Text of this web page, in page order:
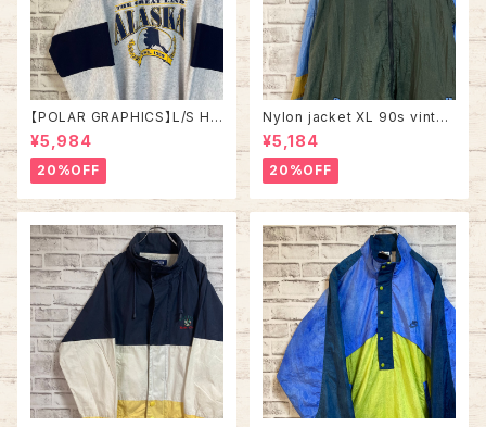
【POLAR GRAPHICS】L/S Hal
fZip Sweat XL Made in US
A 90s “ALASKA” スーベニア
ハーフジップスウェット トレーナ
ー アラスカ お土産モノ vintag
e ヴィンテージ アメリカ USA
古着
¥5,984
20%OFF
Nylon jacket XL 90s vintag
e ナイロンジャケット マルチカラ
ー 切替 ウインドブレーカー レ
トロ 古着
¥5,184
20%OFF